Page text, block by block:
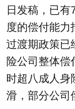
日发稿，已有
度的偿付能力
过渡期政策已
险公司整体偿
时超八成人身
滑，部分公司